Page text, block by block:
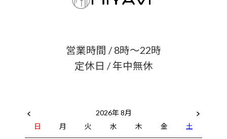
営業時間 / 8時〜22時
定休日 / 年中無休
2026年 8月
日
月 火 水 木 金
土